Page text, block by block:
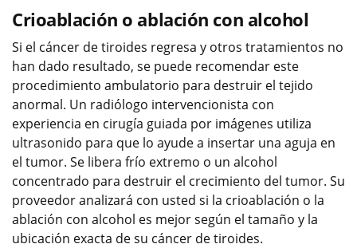
Crioablación o ablación con alcohol
Si el cáncer de tiroides regresa y otros tratamientos no
han dado resultado, se puede recomendar este
procedimiento ambulatorio para destruir el tejido
anormal. Un radiólogo intervencionista con
experiencia en cirugía guiada por imágenes utiliza
ultrasonido para que lo ayude a insertar una aguja en
el tumor. Se libera frío extremo o un alcohol
concentrado para destruir el crecimiento del tumor. Su
proveedor analizará con usted si la crioablación o la
ablación con alcohol es mejor según el tamaño y la
ubicación exacta de su cáncer de tiroides.